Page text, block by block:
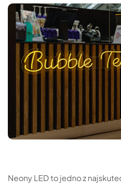
Neony LED to jedno z